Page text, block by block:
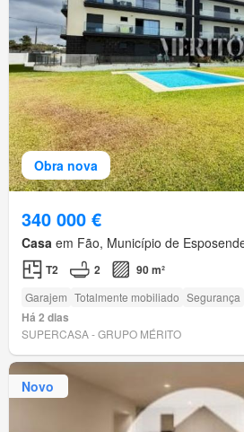
Obra nova
340 000 €
Casa em Fão, Município de
T2 2 90 m²
Garajem Totalmente mobiliado Segurança
Há 2 dias
SUPERCASA - GRUPO MÉRITO
Novo